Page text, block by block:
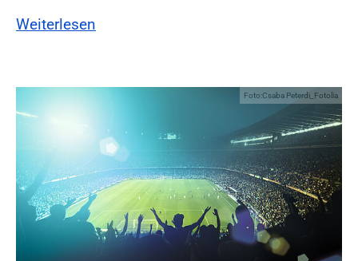
Weiterlesen
Foto:Csaba Peterdi_Fotolia